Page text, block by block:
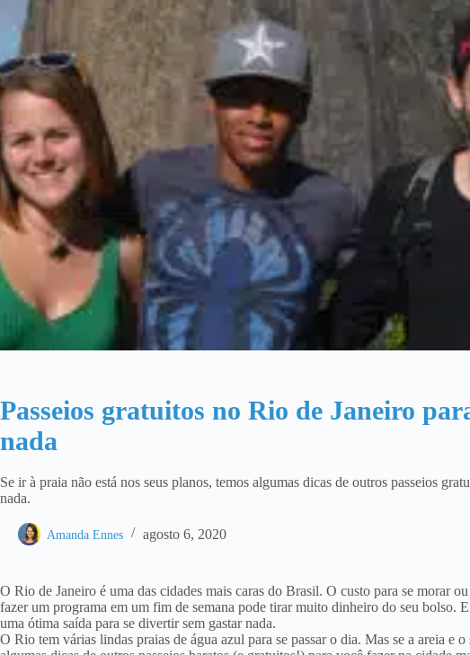
Passeios gratuitos no Rio de Janeiro
nada
Se ir à praia não está nos seus planos, temos algumas dicas de outros passeios
nada.
Amanda Ennes agosto 6, 2020
O Rio de Janeiro é uma das cidades mais caras do Brasil. O custo para se morar
fazer um programa em um fim de semana pode tirar muito dinheiro do seu bolso.
uma ótima saída para se divertir sem gastar nada.
O Rio tem várias lindas praias de água azul para se passar o dia. Mas se a areia e